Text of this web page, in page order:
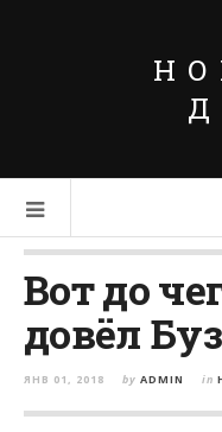
Вот до
довёл
ЯНВ 01, 2018 by ADMIN in